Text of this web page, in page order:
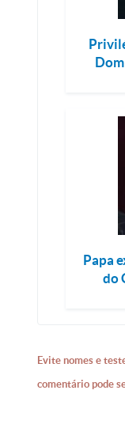
Papa
do
Evite nomes e
comentário pode